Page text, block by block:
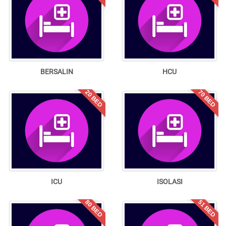
BERSALIN HCU
20 BED
ICU
70 BED
ISOLASI
80 BED 51 BED